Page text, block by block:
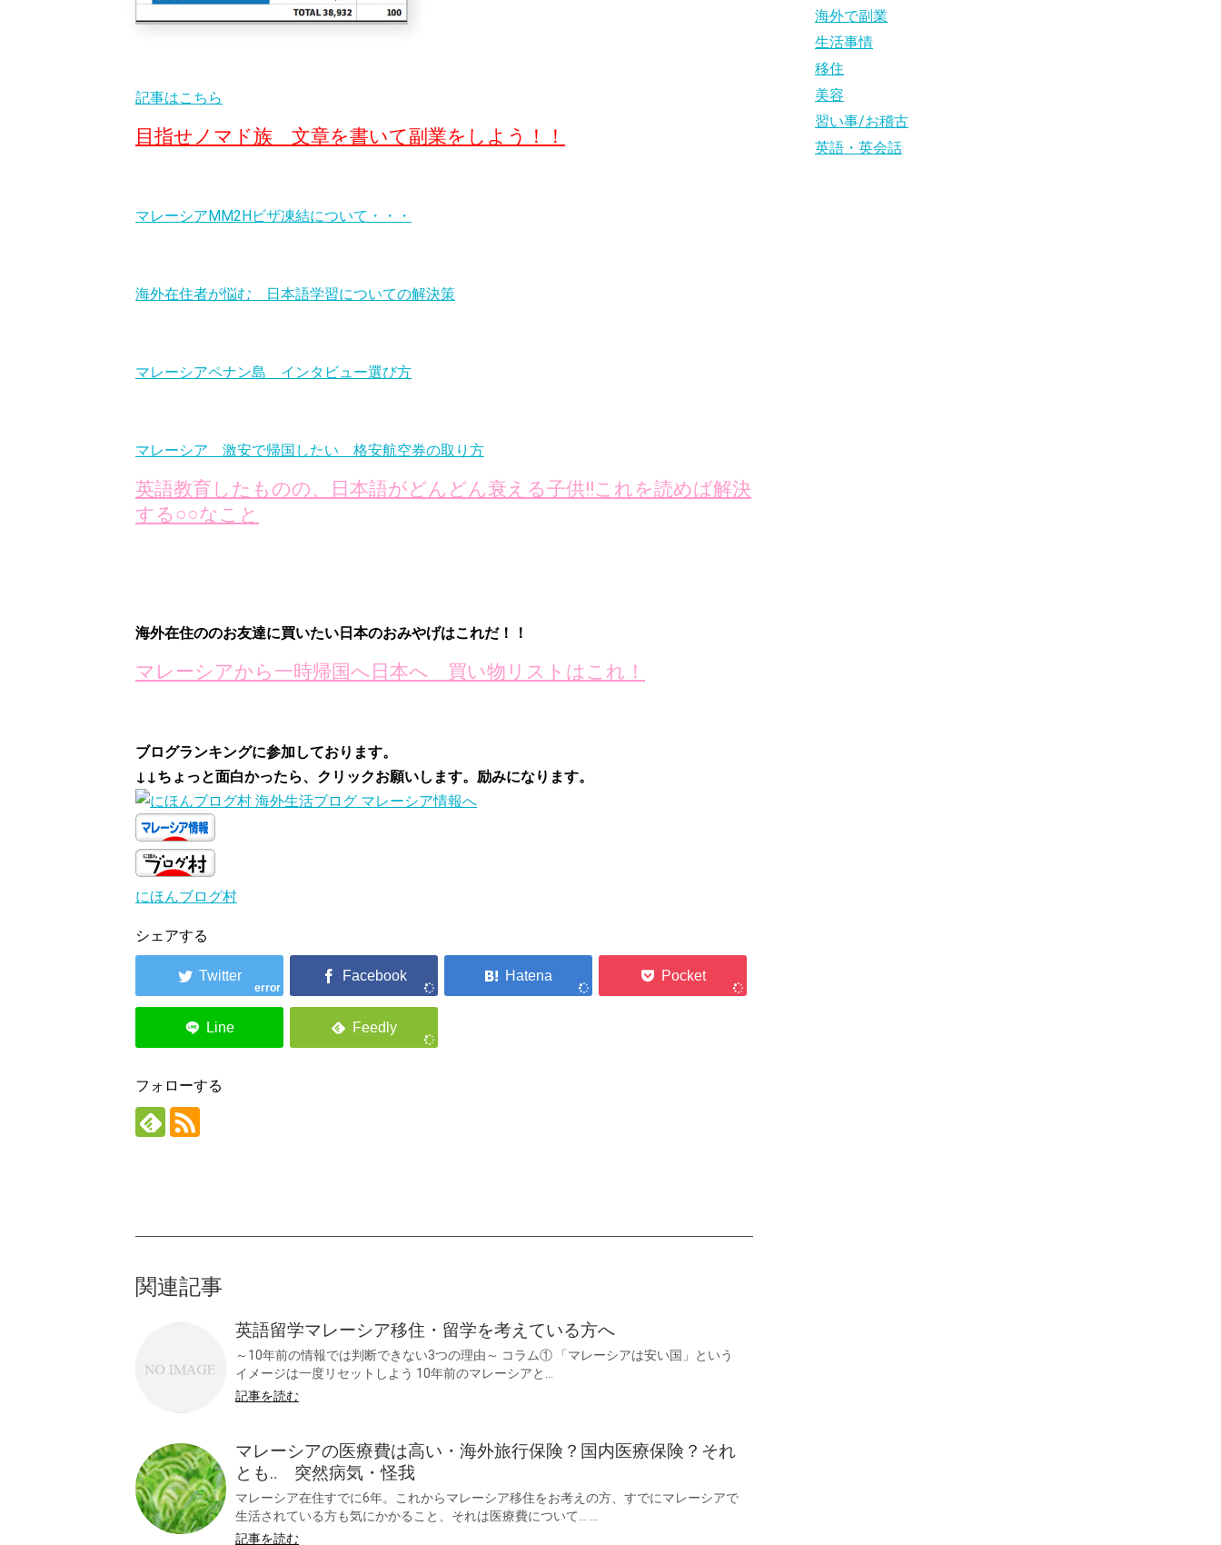
記事はこちら
目指せノマド族 文章を書いて副業をしよう！！
マレーシアMM2Hビザ凍結について・・・
海外在住者が悩む 日本語学習についての解決策
マレーシアペナン島 インタビュー選び方
マレーシア 激安で帰国したい 格安航空券の取り方
英語教育したものの、日本語がどんどん衰える子供!!これを読めば解決
する○○なこと
海外在住ののお友達に買いたい日本のおみやげはこれだ！！
マレーシアから一時帰国へ日本へ 買い物リストはこれ！
ブログランキングに参加しております。
↓↓ちょっと面白かったら、クリックお願いします。励みになります。
にほんブログ村
シェアする
error
フォローする
関連記事
英語留学マレーシア移住・留学を考えている方へ
～10年前の情報では判断できない3つの理由～ コラム① 「マレーシアは安い国」という
イメージは一度リセットしよう 10年前のマレーシアと...
記事を読む
マレーシアの医療費は高い・海外旅行保険？国内医療保険？それ
とも‥ 突然病気・怪我
マレーシア在住すでに6年。これからマレーシア移住をお考えの方、すでにマレーシアで
生活されている方も気にかかること、それは医療費について… ...
記事を読む
海外で副業
生活事情
移住
美容
習い事/お稽古
英語・英会話